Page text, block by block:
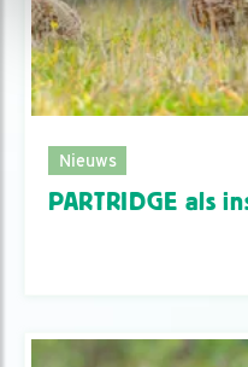
Nieuws
PARTRIDGE als